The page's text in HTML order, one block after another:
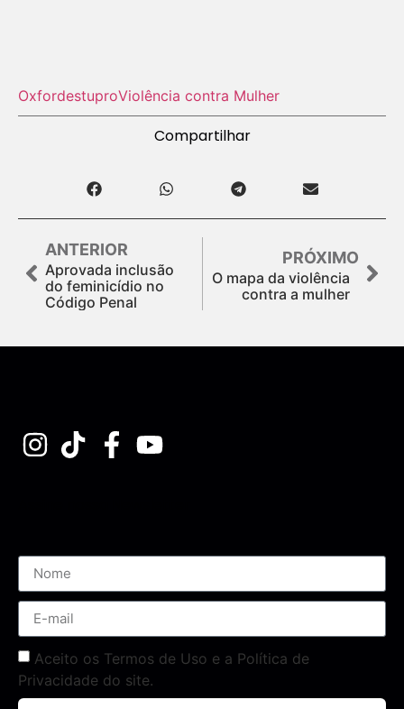
OxfordestuproViolência contra Mulher
Compartilhar
ANTERIOR
Aprovada inclusão
do feminicídio no
Código Penal
PRÓXIMO
O mapa da violência
contra a mulher
Aceito os Termos de Uso e a Política de
Privacidade do site.